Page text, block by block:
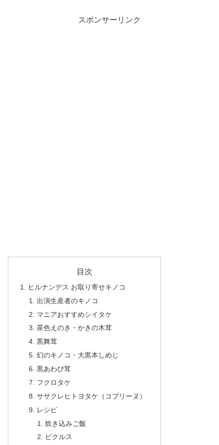
スポンサーリンク
目次
ヒルナンデス お取り寄せキノコ
出演生産者のキノコ
マニアおすすめシイタケ
茶色えのき・かきの木茸
黒舞茸
幻のキノコ・大黒本しめじ
黒あわび茸
フクロタケ
ササクレヒトヨタケ（コプリーヌ）
レシピ
炊き込みご飯
ピクルス